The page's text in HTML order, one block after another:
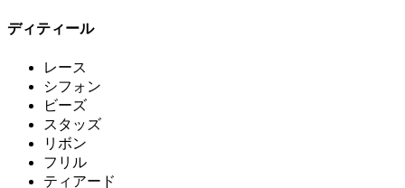
ディティール
レース
シフォン
ビーズ
スタッズ
リボン
フリル
ティアード